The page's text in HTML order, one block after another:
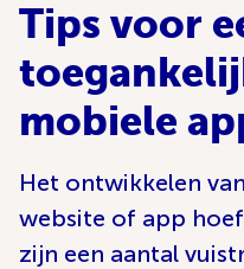
Tips voor
mobiele
Het ontwikkelen
website of app
zijn een aantal